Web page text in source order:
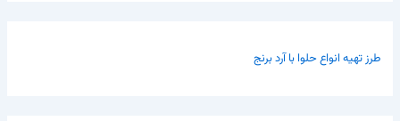
طرز تهیه انواع حلوا با آرد برنج